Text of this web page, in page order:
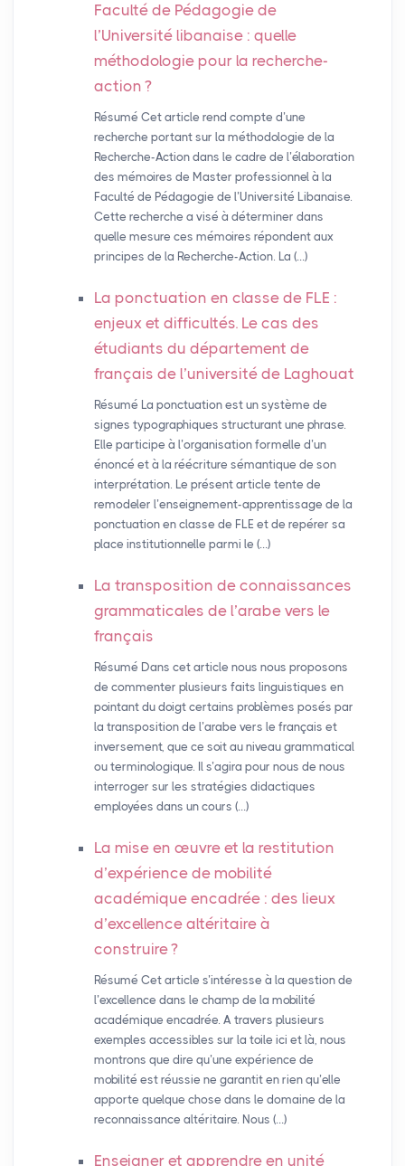
Faculté de Pédagogie de
l’Université libanaise : quelle
méthodologie pour la recherche-
action ?
Résumé Cet article rend compte d’une
recherche portant sur la méthodologie de la
Recherche-Action dans le cadre de l’élaboration
des mémoires de Master professionnel à la
Faculté de Pédagogie de l’Université Libanaise.
Cette recherche a visé à déterminer dans
quelle mesure ces mémoires répondent aux
principes de la Recherche-Action. La (…)
La ponctuation en classe de FLE :
enjeux et difficultés. Le cas des
étudiants du département de
français de l’université de Laghouat
Résumé La ponctuation est un système de
signes typographiques structurant une phrase.
Elle participe à l’organisation formelle d’un
énoncé et à la réécriture sémantique de son
interprétation. Le présent article tente de
remodeler l’enseignement-apprentissage de la
ponctuation en classe de FLE et de repérer sa
place institutionnelle parmi le (…)
La transposition de connaissances
grammaticales de l’arabe vers le
français
Résumé Dans cet article nous nous proposons
de commenter plusieurs faits linguistiques en
pointant du doigt certains problèmes posés par
la transposition de l’arabe vers le français et
inversement, que ce soit au niveau grammatical
ou terminologique. Il s’agira pour nous de nous
interroger sur les stratégies didactiques
employées dans un cours (…)
La mise en œuvre et la restitution
d’expérience de mobilité
académique encadrée : des lieux
d’excellence altéritaire à
construire?
Résumé Cet article s’intéresse à la question de
l’excellence dans le champ de la mobilité
académique encadrée. A travers plusieurs
exemples accessibles sur la toile ici et là, nous
montrons que dire qu’une expérience de
mobilité est réussie ne garantit en rien qu’elle
apporte quelque chose dans le domaine de la
reconnaissance altéritaire. Nous (…)
Enseigner et apprendre en unité